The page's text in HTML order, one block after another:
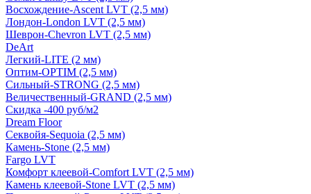
Восхождение-Ascent LVT (2,5 мм)
Лондон-London LVT (2,5 мм)
Шеврон-Chevron LVT (2,5 мм)
DeArt
Легкий-LITE (2 мм)
Оптим-OPTIM (2,5 мм)
Сильный-STRONG (2,5 мм)
Величественный-GRAND (2,5 мм)
Скидка -400 руб/м2
Dream Floor
Секвойя-Sequoia (2,5 мм)
Камень-Stone (2,5 мм)
Fargo LVT
Комфорт клеевой-Comfort LVT (2,5 мм)
Камень клеевой-Stone LVT (2,5 мм)